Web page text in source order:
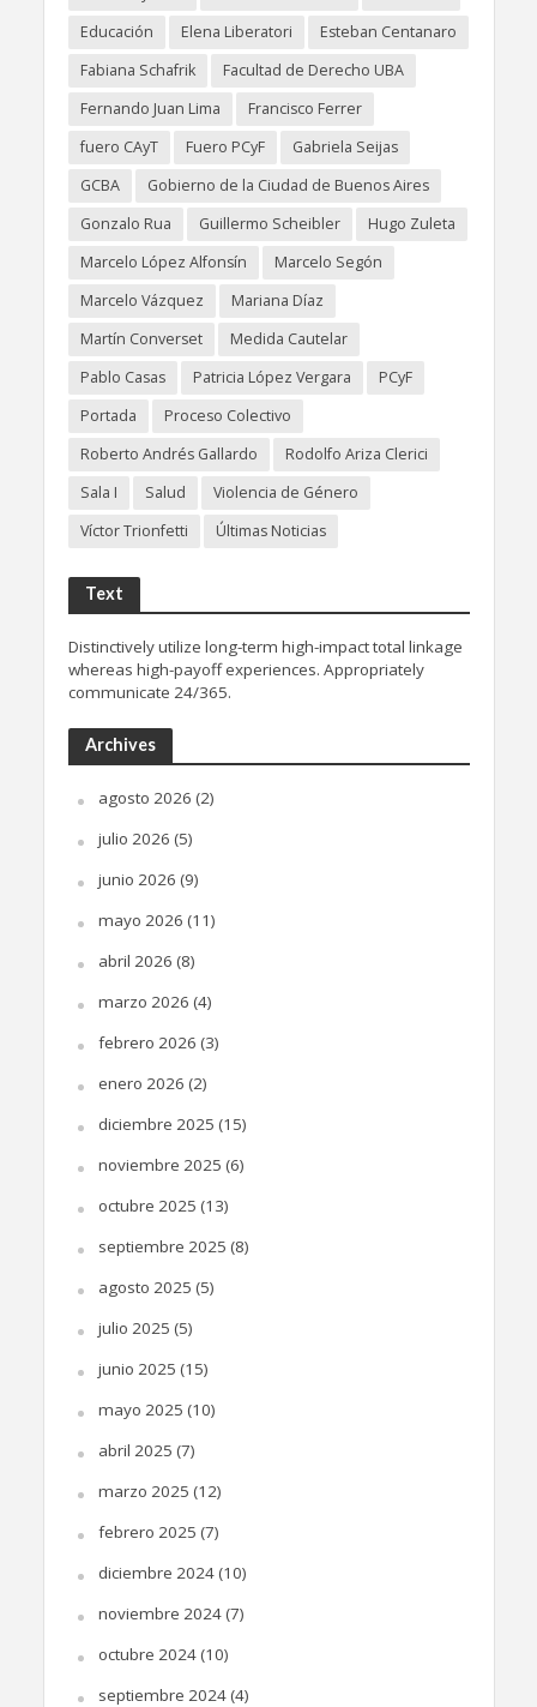
Educación
Elena Liberatori
Esteban Centanaro
Fabiana Schafrik
Facultad de Derecho UBA
Fernando Juan Lima
Francisco Ferrer
fuero CAyT
Fuero PCyF
Gabriela Seijas
GCBA
Gobierno de la Ciudad de Buenos Aires
Gonzalo Rua
Guillermo Scheibler
Hugo Zuleta
Marcelo López Alfonsín
Marcelo Segón
Marcelo Vázquez
Mariana Díaz
Martín Converset
Medida Cautelar
Pablo Casas
Patricia López Vergara
PCyF
Portada
Proceso Colectivo
Roberto Andrés Gallardo
Rodolfo Ariza Clerici
Sala I
Salud
Violencia de Género
Víctor Trionfetti
Últimas Noticias
Text
Distinctively utilize long-term high-impact total linkage
whereas high-payoff experiences. Appropriately
communicate 24/365.
Archives
agosto 2026 (2)
julio 2026 (5)
junio 2026 (9)
mayo 2026 (11)
abril 2026 (8)
marzo 2026 (4)
febrero 2026 (3)
enero 2026 (2)
diciembre 2025 (15)
noviembre 2025 (6)
octubre 2025 (13)
septiembre 2025 (8)
agosto 2025 (5)
julio 2025 (5)
junio 2025 (15)
mayo 2025 (10)
abril 2025 (7)
marzo 2025 (12)
febrero 2025 (7)
diciembre 2024(10)
noviembre 2024(7)
octubre 2024(10)
septiembre 2024(4)